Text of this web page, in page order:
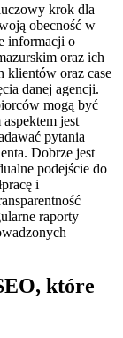
krok dla
obecność w
informacji o
oraz ich
klientów oraz case
danej agencji.
mogą być
jest
pytania
Dobrze jest
podejście do
i
raporty
które